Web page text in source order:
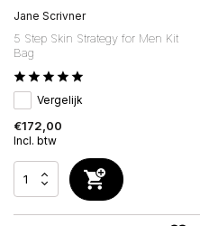
Jane Scrivner
5 Step Skin Strategy for Men Kit
Bag
Vergelijk
€172,00
Incl. btw